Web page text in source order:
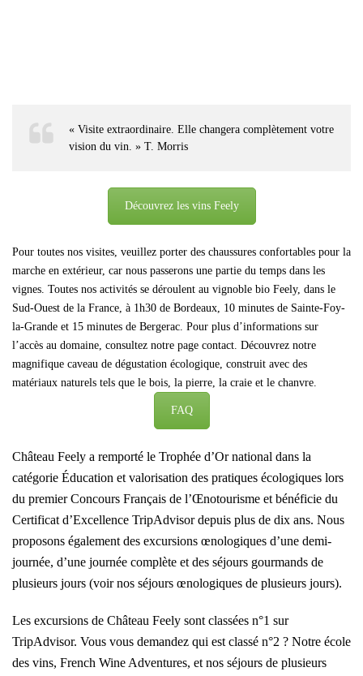
« Visite extraordinaire. Elle changera complètement votre
vision du vin. » T. Morris
Découvrez les vins Feely
Pour toutes nos visites, veuillez porter des chaussures confortables pour la
marche en extérieur, car nous passerons une partie du temps dans les
vignes. Toutes nos activités se déroulent au vignoble bio Feely, dans le
Sud-Ouest de la France, à 1h30 de Bordeaux, 10 minutes de Sainte-Foy-
la-Grande et 15 minutes de Bergerac. Pour plus d’informations sur
l’accès au domaine, consultez notre page contact. Découvrez notre
magnifique caveau de dégustation écologique, construit avec des
matériaux naturels tels que le bois, la pierre, la craie et le chanvre.
FAQ
Château Feely a remporté le Trophée d’Or national dans la
catégorie Éducation et valorisation des pratiques écologiques lors
du premier Concours Français de l’Œnotourisme et bénéficie du
Certificat d’Excellence TripAdvisor depuis plus de dix ans. Nous
proposons également des excursions œnologiques d’une demi-
journée, d’une journée complète et des séjours gourmands de
plusieurs jours (voir nos séjours œnologiques de plusieurs jours).
Les excursions de Château Feely sont classées n°1 sur
TripAdvisor. Vous vous demandez qui est classé n°2 ? Notre école
des vins, French Wine Adventures, et nos séjours de plusieurs